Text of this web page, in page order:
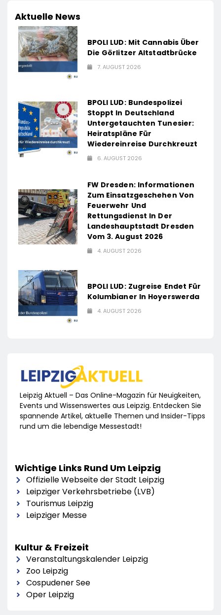
Aktuelle News
BPOLI LUD: Mit Cannabis Über
Die Görlitzer Altstadtbrücke
7. AUGUST 2026
BPOLI LUD: Bundespolizei
Stoppt In Deutschland
Untergetauchten Tunesier:
Heiratspläne Für
Wiedereinreise Durchkreuzt
6. AUGUST 2026
FW Dresden: Informationen
Zum Einsatzgeschehen Von
Feuerwehr Und
Rettungsdienst In Der
Landeshauptstadt Dresden
Vom 3. August 2026
4. AUGUST 2026
BPOLI LUD: Zugreise Endet Für
Kolumbianer In Hoyerswerda
4. AUGUST 2026
Leipzig Aktuell – Das Online-Magazin für Neuigkeiten,
Events und Wissenswertes aus Leipzig. Entdecken Sie
spannende Artikel, aktuelle Themen und Insider-Tipps
rund um die lebendige Messestadt!
Wichtige Links Rund Um Leipzig
Offizielle Webseite der Stadt Leipzig
Leipziger Verkehrsbetriebe (LVB)
Tourismus Leipzig
Leipziger Messe
Kultur & Freizeit
Veranstaltungskalender Leipzig
Zoo Leipzig
Cospudener See
Oper Leipzig